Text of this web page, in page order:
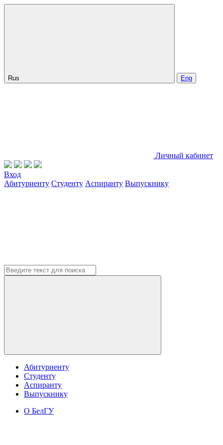
Rus Eng
Личный кабинет
Вход
Абитуриенту Студенту Аспиранту Выпускнику
Абитуриенту
Студенту
Аспиранту
Выпускнику
О БелГУ